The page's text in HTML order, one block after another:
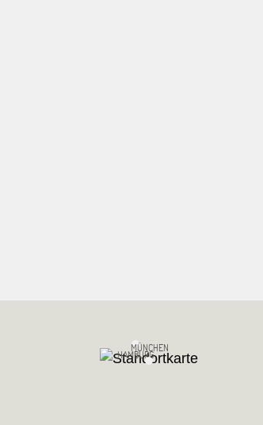
HAMBURG
MÜNCHEN